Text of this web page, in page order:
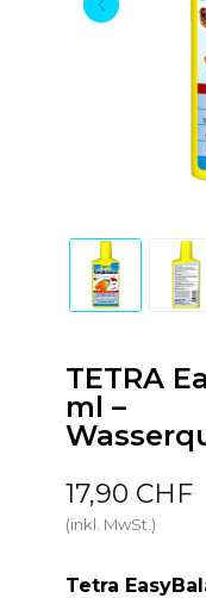
TETRA
ml –
17,90 CHF
(inkl. MwSt.)
Tetra